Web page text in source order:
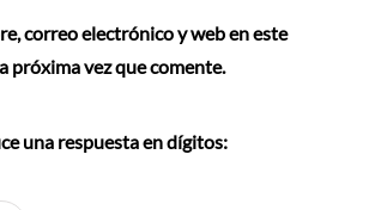
correo electrónico y web en este
próxima vez que comente.
una respuesta en dígitos: